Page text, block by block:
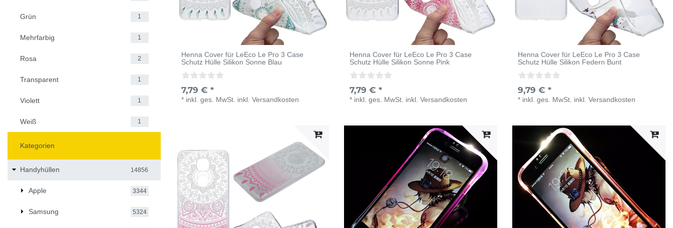
Grün 1
Mehrfarbig 1
Rosa 2
Transparent 1
Violett 1
Weiß 1
Kategorien
Handyhüllen 14856
Apple 3344
Samsung 5324
Henna Cover für LeEco Le Pro 3 Case
Schutz Hülle Silikon Sonne Blau
7,79 € *
* inkl. ges. MwSt. inkl.Versandkosten
Henna Cover für LeEco Le Pro 3 Case
Schutz Hülle Silikon Sonne Pink
7,79 € *
* inkl. ges. MwSt. inkl.Versandkosten
Henna Cover für LeEco Le Pro 3 Case
Schutz Hülle Silikon Federn Bunt
9,79 € *
* inkl. ges. MwSt. inkl.Versandkosten